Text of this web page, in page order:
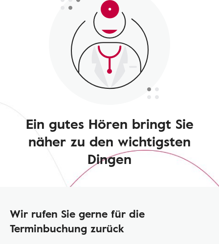
Ein gutes Hören bringt Sie
näher zu den wichtigsten
Dingen
Wir rufen Sie gerne für die
Terminbuchung zurück